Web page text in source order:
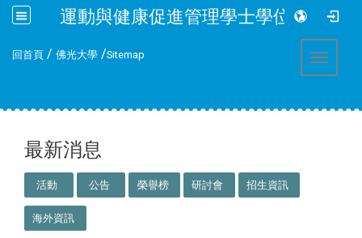
運動與健康促進管理學士學位學程
回首頁 / 佛光大學 /Sitemap Toggle
最新消息
活動 公告 榮譽榜 研討會 招生資訊
海外資訊